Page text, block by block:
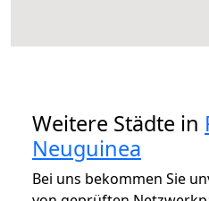
Weitere Städte in
Neuguinea
Bei uns bekommen Sie